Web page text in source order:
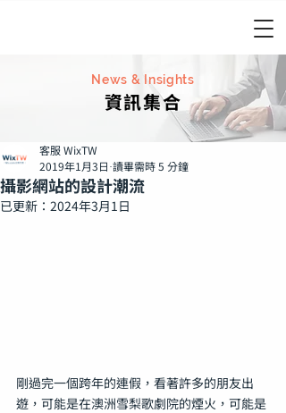
News & Insights
資訊集合
攝影網站的設計潮流
客服 WixTW
2019年1月3日 讀畢需時 5 分鐘
已更新： 2024年3月1日
剛過完一個跨年的連假，看著許多的朋友出
遊，可能是在澳洲雪梨歌劇院的煙火，可能是